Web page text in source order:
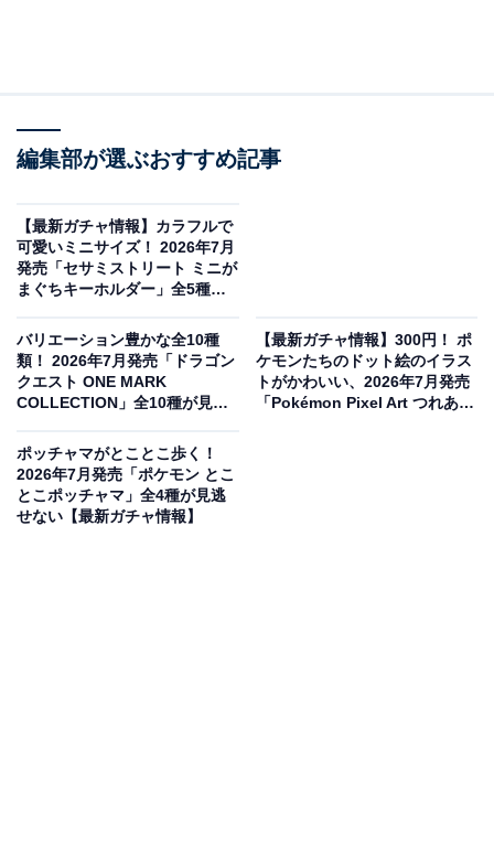
星のカービィ お座りぬいぐるみマスコット（画像出典：キタンクラブ）
キタンクラブから2026年7月に発売される「星のカービ
ィ お座りぬいぐるみマスコット」（税込500円）。全4種
のラインアップとなっています。
編集部が選ぶおすすめ記事
【最新ガチャ情報】カラフルで
可愛いミニサイズ！ 2026年7月
発売「セサミストリート ミニが
まぐちキーホルダー」全5種が
バリエーション豊かな全10種
類！ 2026年7月発売「ドラゴン
クエスト ONE MARK
COLLECTION」全10種が見逃
【最新ガチャ情報】300円！ ポ
ケモンたちのドット絵のイラス
トがかわいい、2026年7月発売
「Pokémon Pixel Art つれある
ポッチャマがとことこ歩く！
2026年7月発売「ポケモン とこ
とこポッチャマ」全4種が見逃
せない【最新ガチャ情報】